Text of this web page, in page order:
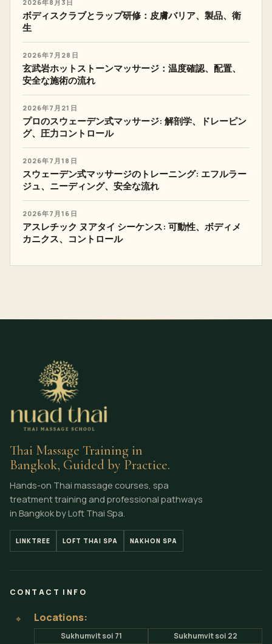
2026年8月3日
ボディスクラブとラップ研修：皮膚バリア、製品、衛
生
2026年7月28日
玄武岩ホットストーンマッサージ：温度確認、配置、
安全な施術の流れ
2026年7月21日
プロのスウェーデン式マッサージ: 解剖学、ドレーピン
グ、圧力コントロール
2026年7月18日
スウェーデン式マッサージのトレーニング: エフルラー
ジュ、ニーディング、安全な流れ
2026年7月16日
アスレチック ヌアタイ シーケンス: 可動性、ボディメ
カニクス、コントロール
Thai Massage Training in
Bangkok, Guided by Practice.
Hands-on Thai massage courses, spa
treatment training and professional pathways
in Bangkok by Loft Thai Spa.
LINKTREE LOFT THAI SPA NAKHON SPA
CONTACT INFO
⌖ Locations:
Sukhumvit soi 71 Sukhumvit soi 22